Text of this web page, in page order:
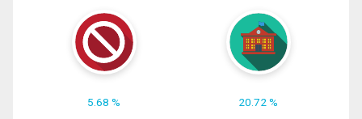
5.68 % 20.72 %